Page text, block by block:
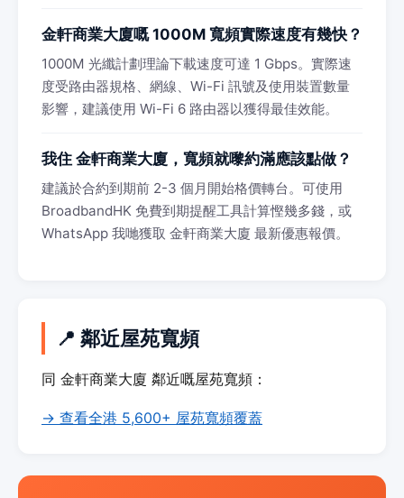
金軒商業大廈嘅 1000M 寬頻實際速度有幾快？
1000M 光纖計劃理論下載速度可達 1 Gbps。實際速
度受路由器規格、網線、Wi-Fi 訊號及使用裝置數量
影響，建議使用 Wi-Fi 6 路由器以獲得最佳效能。
我住 金軒商業大廈，寬頻就嚟約滿應該點做？
建議於合約到期前 2-3 個月開始格價轉台。可使用
BroadbandHK 免費到期提醒工具計算慳幾多錢，或
WhatsApp 我哋獲取 金軒商業大廈 最新優惠報價。
📍 鄰近屋苑寬頻
同 金軒商業大廈 鄰近嘅屋苑寬頻：
→ 查看全港 5,600+ 屋苑寬頻覆蓋